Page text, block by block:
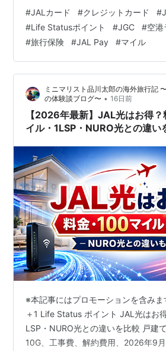
年会費だけで選ぶと、還元率・搭乗
のどこかで損をしやすくなります。
タイルから、あなたに合う一枚を判
しました。 未保有カードの体験談は
公式の2026年7月時点の条件を基に
2,200円…
#JALカード #クレジットカード #
#Life Statusポイント #JGC #空港
#旅行保険 #JAL Pay #マイル
ミニマリスト品川太郎の海外旅行記
の体験談ブログ〜 • 16日前
【2026年最新】JAL光はお得
イル・1LSP・NURO光との違い
※本記事にはプロモーションを含み
＋1 Life Status ポイント JAL光はお
LSP・NURO光との違いを比較 戸建
10G、工事費、解約費用、2026年9